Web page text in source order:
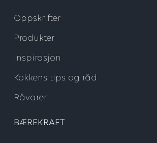
Oppskrifter
Produkter
Inspirasjon
Kokkens tips og råd
Råvarer
BÆREKRAFT